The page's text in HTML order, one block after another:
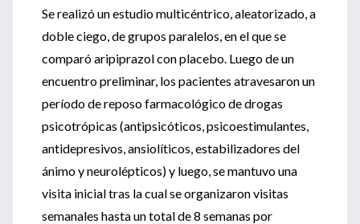
Se realizó un estudio multicéntrico, aleatorizado, a
doble ciego, de grupos paralelos, en el que se
comparó aripiprazol con placebo. Luego de un
encuentro preliminar, los pacientes atravesaron un
período de reposo farmacológico de drogas
psicotrópicas (antipsicóticos, psicoestimulantes,
antidepresivos, ansiolíticos, estabilizadores del
ánimo y neurolépticos) y luego, se mantuvo una
visita inicial tras la cual se organizaron visitas
semanales hasta un total de 8 semanas por